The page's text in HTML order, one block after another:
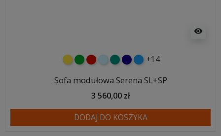
visibility
żółtyzielonyczerwony
błękitnyturkusowy
granatowy
niebieski
+14
Sofa modułowa Serena SL+SP
3 560,00 zł
DODAJ DO KOSZYKA